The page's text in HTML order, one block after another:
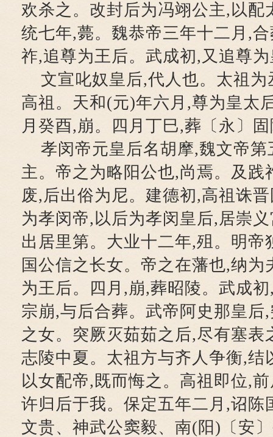
欢杀之。改封后为冯翊公主,以配
统七年,薨。魏恭帝三年十二月,
祚,追尊为王后。武成初,又追尊
文宣叱奴皇后,代人也。太祖
高祖。天和(元)年六月,尊为皇太
月癸酉,崩。四月丁巳,葬〔永〕
孝闵帝元皇后名胡摩,魏文帝
主。帝之为略阳公也,尚焉。及践
废,后出俗为尼。建德初,高祖诛
为孝闵帝,以后为孝闵皇后,居崇
出居里第。大业十二年,殂。明帝
国公信之长女。帝之在藩也,纳为
为王后。四月,崩,葬昭陵。武成
宗崩,与后合葬。武帝阿史那皇后
之女。突厥灭茹茹之后,尽有塞表
志陵中夏。太祖方与齐人争衡,结
以女配帝,既而悔之。高祖即位,
许归后于我。保定五年二月,诏陈
文贵、神武公窦毅、南(阳)〔安